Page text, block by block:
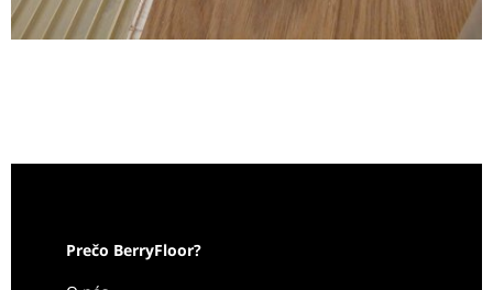
Prečo BerryFloor?